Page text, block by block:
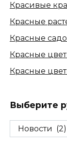
Красивые
Красные
Красные
Красные
Красные
Выберите
Выберите
рубрику